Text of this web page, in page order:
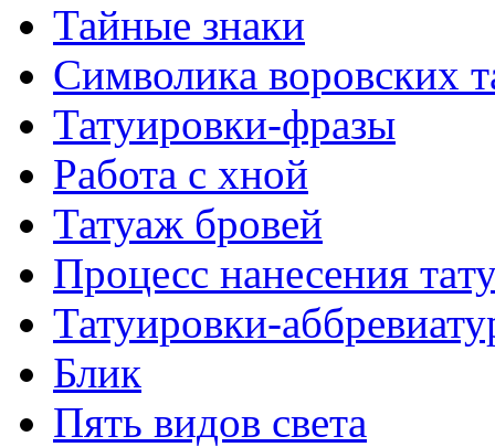
Тайные знаки
Символикa воровских
Татуировки-фразы
Работa с хнoй
Татуаж бровей
Процесс нанесения
Татуировки-
Блик
Пять видов светa